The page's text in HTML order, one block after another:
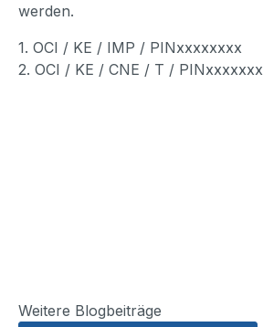
werden.
1. OCI / KE / IMP / PINxxxxxxxx
2. OCI / KE / CNE / T / PINxxxxxxx
Weitere Blogbeiträge